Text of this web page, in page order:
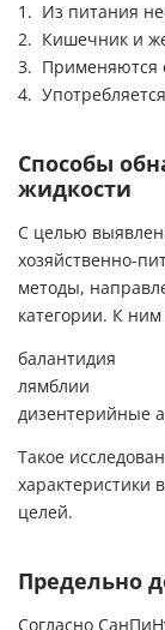
Из питания
Кишечник и
Применяются
Способы
жидкости
С целью
хозяйственно-
методы,
категории. К ним
балантидия
лямблии
дизентерийные
Такое
характеристики
целей.
Предельно
Согласно